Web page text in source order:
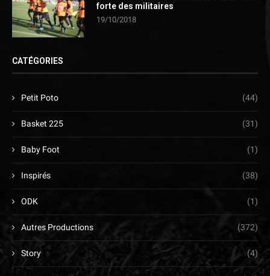
forte des militaires
19/10/2018
CATÉGORIES
Petit Poto (44)
Basket 225 (31)
Baby Foot (1)
Inspirés (38)
ODK (1)
Autres Productions (372)
Story (4)